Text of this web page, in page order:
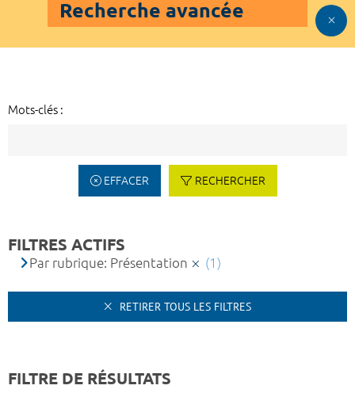
Recherche avancée
Mots-clés :
EFFACER RECHERCHER
FILTRES ACTIFS
Par rubrique: Présentation (1)
RETIRER TOUS LES FILTRES
FILTRE DE RÉSULTATS